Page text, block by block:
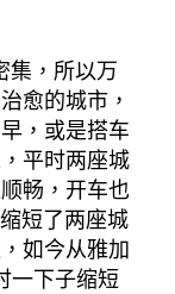
集，所以万
愈的城市，
，或是搭车
平时两座城
畅，开车也
短了两座城
如今从雅加
一下子缩短